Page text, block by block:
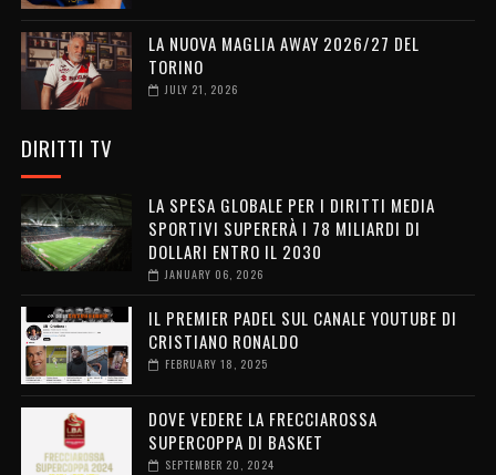
LA NUOVA MAGLIA AWAY 2026/27 DEL
TORINO
JULY 21, 2026
DIRITTI TV
LA SPESA GLOBALE PER I DIRITTI MEDIA
SPORTIVI SUPERERÀ I 78 MILIARDI DI
DOLLARI ENTRO IL 2030
JANUARY 06, 2026
IL PREMIER PADEL SUL CANALE YOUTUBE DI
CRISTIANO RONALDO
FEBRUARY 18, 2025
DOVE VEDERE LA FRECCIAROSSA
SUPERCOPPA DI BASKET
SEPTEMBER 20, 2024